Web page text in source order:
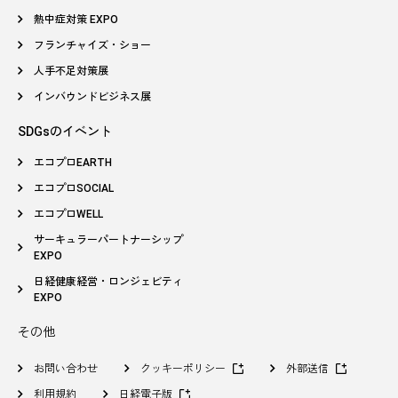
熱中症対策 EXPO
フランチャイズ・ショー
人手不足対策展
インバウンドビジネス展
SDGsのイベント
エコプロEARTH
エコプロSOCIAL
エコプロWELL
サーキュラーパートナーシップ
EXPO
日経健康経営・ロンジェビティ
EXPO
その他
お問い合わせ クッキーポリシー 外部送信
利用規約 日経電子版